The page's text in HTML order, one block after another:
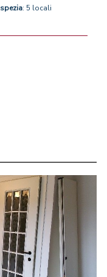
spezia: 5 locali